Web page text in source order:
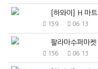
[하와이] H 마
159 06.13
팔라마수퍼마
156 06.13